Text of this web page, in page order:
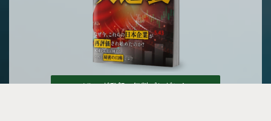
メルマガ登録で無料プレゼント »